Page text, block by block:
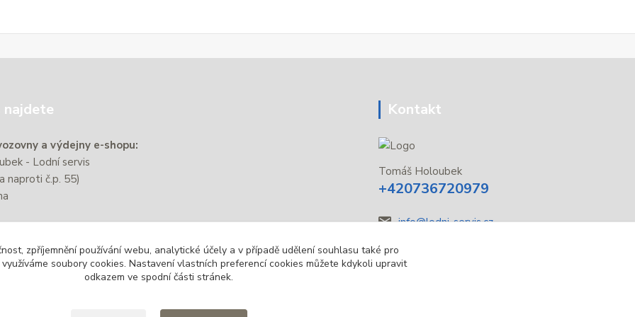
najdete
a výdejny e-shopu:
- Lodní servis
naproti č.p. 55)
Zbýšov-Městský
Kontakt
Tomáš Holoubek
+420736720979
info@lodni-servis.cz
zpříjemnění používání webu, analytické účely a v případě udělení souhlasu také pro
soubory cookies. Nastavení vlastních preferencí cookies můžete kdykoli upravit
odkazem ve spodní části stránek.